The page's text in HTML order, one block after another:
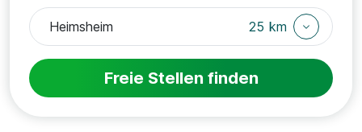
25 km
Freie Stellen finden